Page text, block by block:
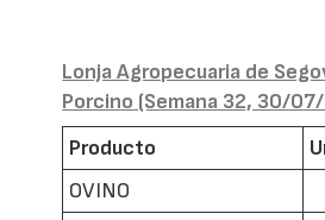
Lonja Agropecuaria de
Porcino (Semana 32, 30/
Producto
OVINO